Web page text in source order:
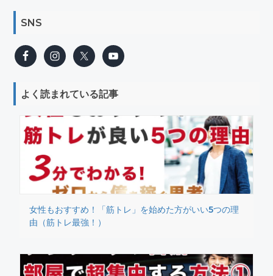
SNS
よく読まれている記事
女性もおすすめ！「筋トレ」を始めた方がいい5つの理
由（筋トレ最強！）